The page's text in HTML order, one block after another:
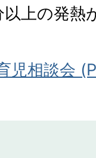
上の発熱
児相談会